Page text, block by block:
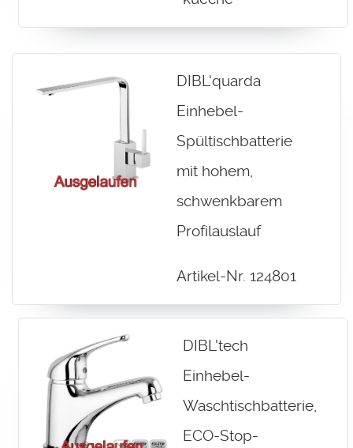
DIBL'quarda
Einhebel-
Spültischbatterie
mit hohem,
schwenkbarem
Profilauslauf
Artikel-Nr. 124801
DIBL'tech
Einhebel-
Waschtischbatterie,
ECO-Stop-